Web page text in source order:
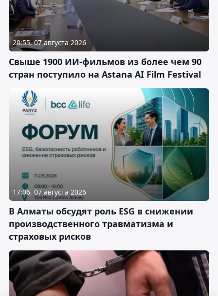
20:55, 07 августа 2026
Свыше 1900 ИИ-фильмов из более чем 90
стран поступило на Astana AI Film Festival
17:06, 07 августа 2026
В Алматы обсудят роль ESG в снижении
производственного травматизма и
страховых рисков